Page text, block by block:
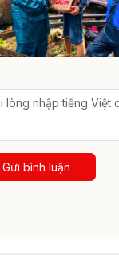
Gửi bình luận